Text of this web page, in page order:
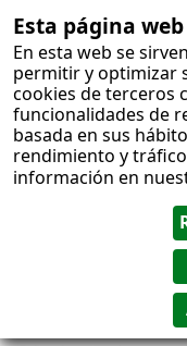
Esta página
En esta web se
permitir y optimizar
cookies de terceros
funcionalidades de
basada en sus
rendimiento y
información en